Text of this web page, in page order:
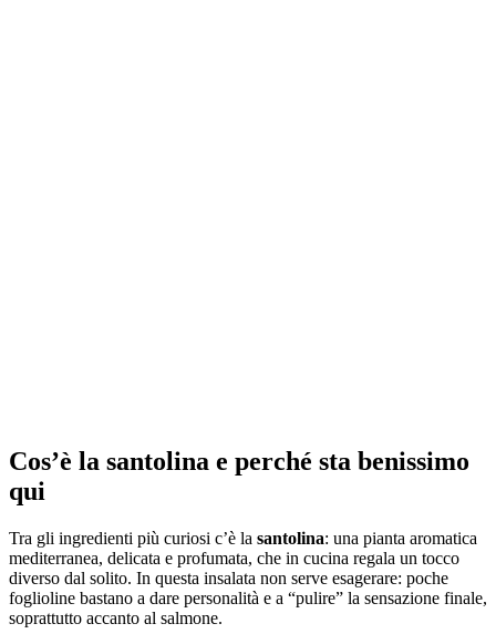
Cos’è la santolina e perché sta benissimo
qui
Tra gli ingredienti più curiosi c’è la santolina: una pianta aromatica
mediterranea, delicata e profumata, che in cucina regala un tocco
diverso dal solito. In questa insalata non serve esagerare: poche
foglioline bastano a dare personalità e a “pulire” la sensazione finale,
soprattutto accanto al salmone.